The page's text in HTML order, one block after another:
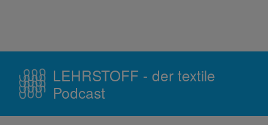
LEHRSTOFF - der textile
Podcast